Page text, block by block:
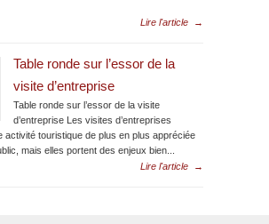
Lire l'article
→
Table ronde sur l’essor de la
visite d’entreprise
Table ronde sur l’essor de la visite
d’entreprise Les visites d’entreprises
activité touristique de plus en plus appréciée
mais elles portent des enjeux bien...
Lire l'article
→